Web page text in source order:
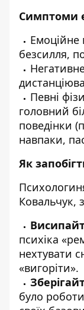
Симптоми
Емоційне
безсилля,
Певні
головний
поведінки
навпаки,
Як
Ковальчук,
психіка
нехтувати
«вигоріти».
було